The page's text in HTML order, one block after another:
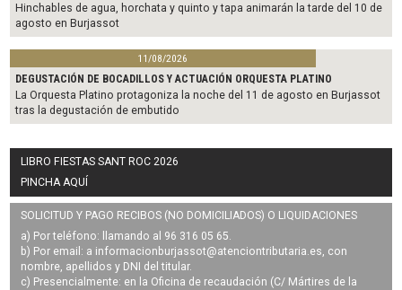
Hinchables de agua, horchata y quinto y tapa animarán la tarde del 10 de
agosto en Burjassot
11/08/2026
DEGUSTACIÓN DE BOCADILLOS Y ACTUACIÓN ORQUESTA PLATINO
La Orquesta Platino protagoniza la noche del 11 de agosto en Burjassot
tras la degustación de embutido
LIBRO FIESTAS SANT ROC 2026
PINCHA AQUÍ
SOLICITUD Y PAGO RECIBOS (NO DOMICILIADOS) O LIQUIDACIONES
a) Por teléfono: llamando al 96 316 05 65.
b) Por email: a informacionburjassot@atenciontributaria.es, con
nombre, apellidos y DNI del titular.
c) Presencialmente: en la Oficina de recaudación (C/ Mártires de la